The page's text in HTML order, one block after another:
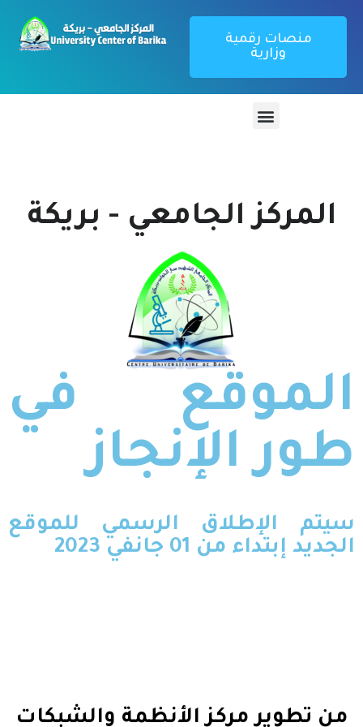
منصات رقمية
وزارية
المركز الجامعي - بريكة
الموقع في
طور الإنجاز
سيتم الإطلاق الرسمي للموقع
الجديد إبتداء من 01 جانفي 2023
من تطوير مركز الأنظمة والشبكات